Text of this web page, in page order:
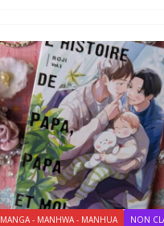
MANGA - MANHWA - MANHUA NON